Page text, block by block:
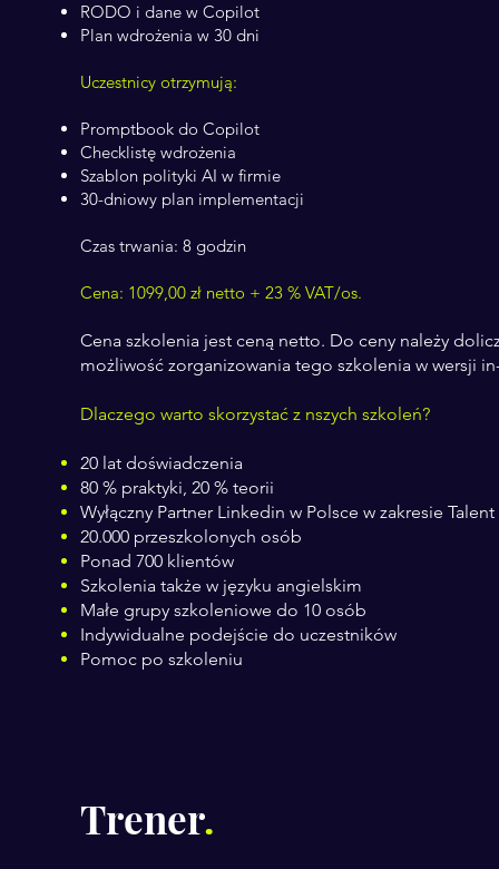
RODO i dane w Copilot
Plan wdrożenia w 30 dni
Uczestnicy otrzymują:
Promptbook do Copilot
Checklistę wdrożenia
Szablon polityki AI w firmie
30-dniowy plan implementacji
Czas trwania: 8 godzin
Cena: 1099,00 zł netto + 23 % VAT/os.
Cena szkolenia jest ceną netto. Do ceny należy
możliwość zorganizowania tego szkolenia w wersji
Dlaczego warto skorzystać z nszych szkoleń?
20 lat doświadczenia
80 % praktyki, 20 % teorii
Wyłączny Partner Linkedin w Polsce w zakresie
20.000 przeszkolonych osób
Ponad 700 klientów
Szkolenia także w języku angielskim
Małe grupy szkoleniowe do 10 osób
Indywidualne podejście do uczestników
Pomoc po szkoleniu
Trener.